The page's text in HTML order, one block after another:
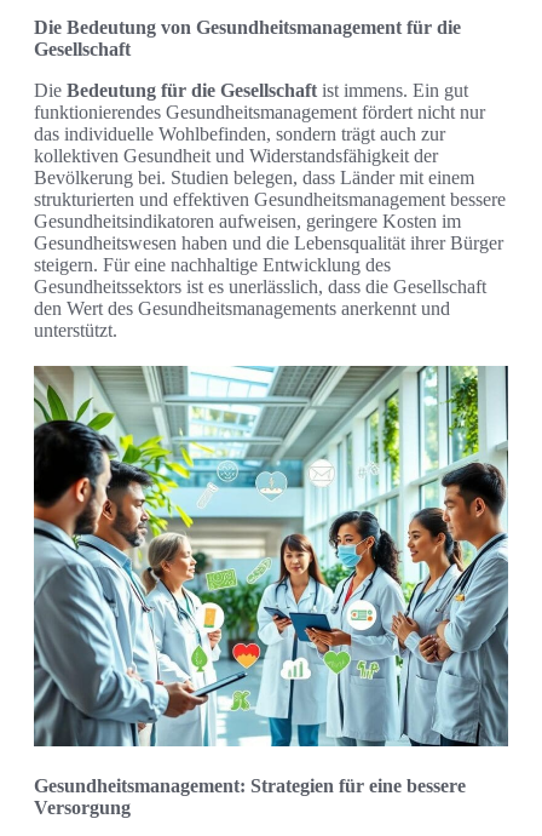
Die Bedeutung von Gesundheitsmanagement für die
Gesellschaft
Die Bedeutung für die Gesellschaft ist immens. Ein gut
funktionierendes Gesundheitsmanagement fördert nicht nur
das individuelle Wohlbefinden, sondern trägt auch zur
kollektiven Gesundheit und Widerstandsfähigkeit der
Bevölkerung bei. Studien belegen, dass Länder mit einem
strukturierten und effektiven Gesundheitsmanagement bessere
Gesundheitsindikatoren aufweisen, geringere Kosten im
Gesundheitswesen haben und die Lebensqualität ihrer Bürger
steigern. Für eine nachhaltige Entwicklung des
Gesundheitssektors ist es unerlässlich, dass die Gesellschaft
den Wert des Gesundheitsmanagements anerkennt und
unterstützt.
Gesundheitsmanagement: Strategien für eine bessere
Versorgung